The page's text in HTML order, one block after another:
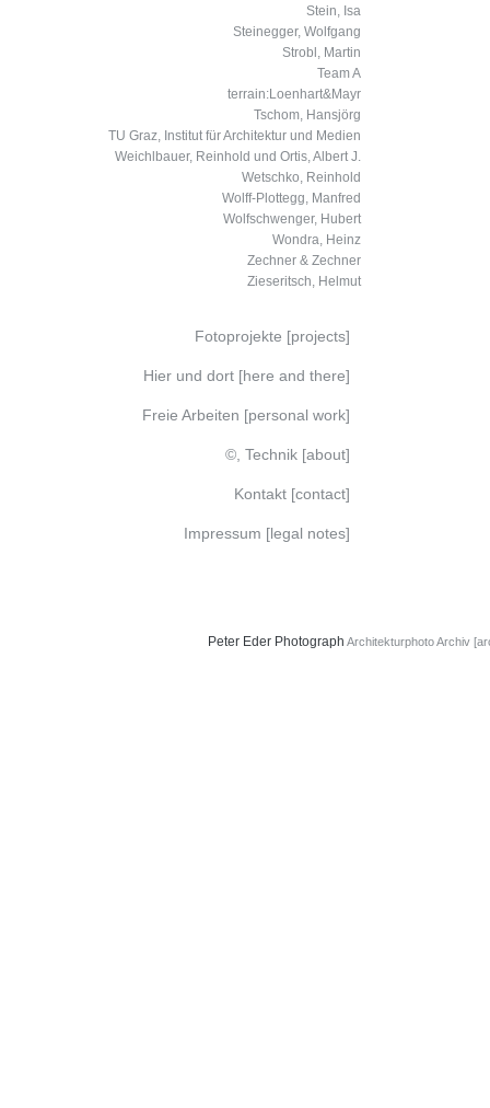
Stein, Isa
Steinegger, Wolfgang
Strobl, Martin
Team A
terrain:Loenhart&Mayr
Tschom, Hansjörg
TU Graz, Institut für Architektur und Medien
Weichlbauer, Reinhold und Ortis, Albert J.
Wetschko, Reinhold
Wolff-Plottegg, Manfred
Wolfschwenger, Hubert
Wondra, Heinz
Zechner & Zechner
Zieseritsch, Helmut
Fotoprojekte [projects]
Hier und dort [here and there]
Freie Arbeiten [personal work]
©, Technik [about]
Kontakt [contact]
Impressum [legal notes]
Peter Eder Photograph Architekturphoto Archiv